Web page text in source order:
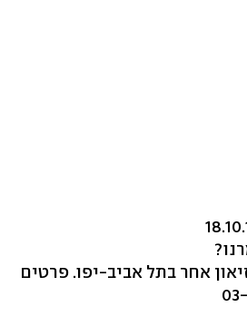
אחר בתל אביב-יפו. פרטים